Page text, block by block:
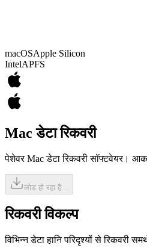
macOSApple Silicon
IntelAPFS
Mac डेटा रिकवरी
पेशेवर Mac डेटा रिकवरी सॉफ्टवेयर।
लोड हो रहा है...
रिकवरी विकल्प
विभिन्न डेटा हानि परिदृश्यों से रिकवरी